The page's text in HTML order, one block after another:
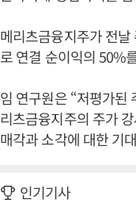
메리츠금융지주가 전
로 연결 순이익의 50%
임 연구원은 “저평가된
리츠금융지주의 주가
매각과 소각에 대한 기
인기기사